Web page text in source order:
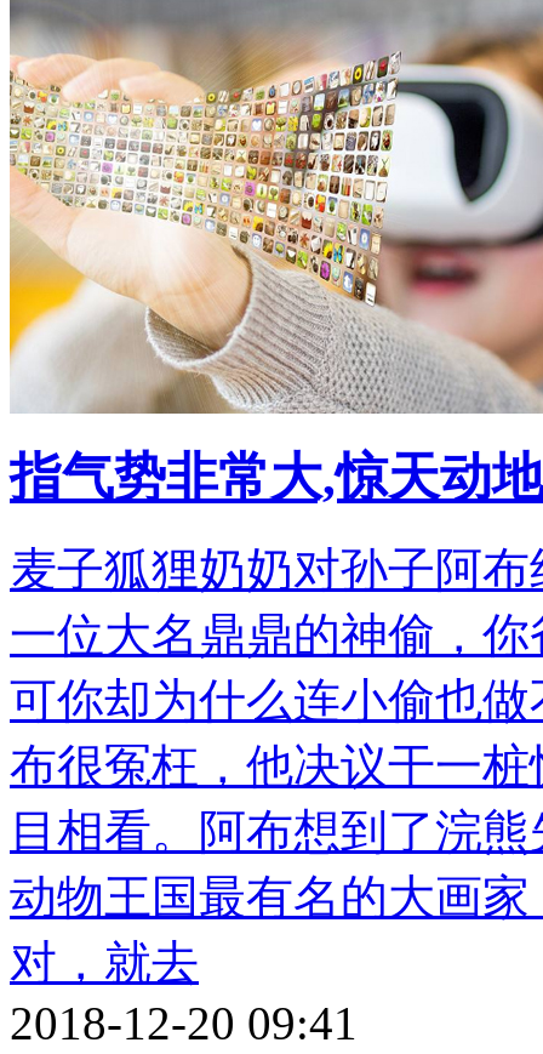
指气势非常大,惊天动
麦子狐狸奶奶对孙子阿
一位大名鼎鼎的神偷，
可你却为什么连小偷也
布很冤枉，他决议干一
目相看。阿布想到了浣
动物王国最有名的大画
对，就去
2018-12-20 09:41